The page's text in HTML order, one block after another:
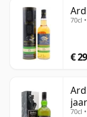
70cl
€
70cl